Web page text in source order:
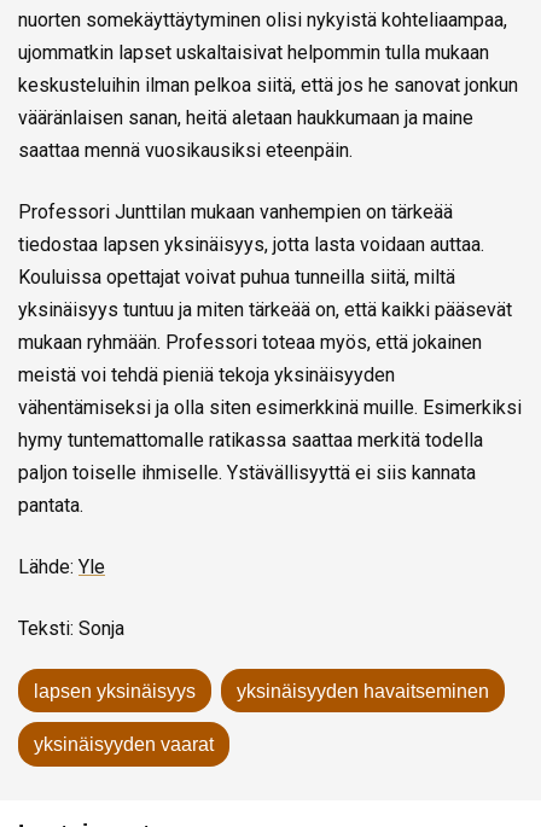
nuorten somekäyttäytyminen olisi nykyistä kohteliaampaa,
ujommatkin lapset uskaltaisivat helpommin tulla mukaan
keskusteluihin ilman pelkoa siitä, että jos he sanovat jonkun
vääränlaisen sanan, heitä aletaan haukkumaan ja maine
saattaa mennä vuosikausiksi eteenpäin.
Professori Junttilan mukaan vanhempien on tärkeää
tiedostaa lapsen yksinäisyys, jotta lasta voidaan auttaa.
Kouluissa opettajat voivat puhua tunneilla siitä, miltä
yksinäisyys tuntuu ja miten tärkeää on, että kaikki pääsevät
mukaan ryhmään. Professori toteaa myös, että jokainen
meistä voi tehdä pieniä tekoja yksinäisyyden
vähentämiseksi ja olla siten esimerkkinä muille. Esimerkiksi
hymy tuntemattomalle ratikassa saattaa merkitä todella
paljon toiselle ihmiselle. Ystävällisyyttä ei siis kannata
pantata.
Lähde: Yle
Teksti: Sonja
lapsen yksinäisyys yksinäisyyden havaitseminen
yksinäisyyden vaarat